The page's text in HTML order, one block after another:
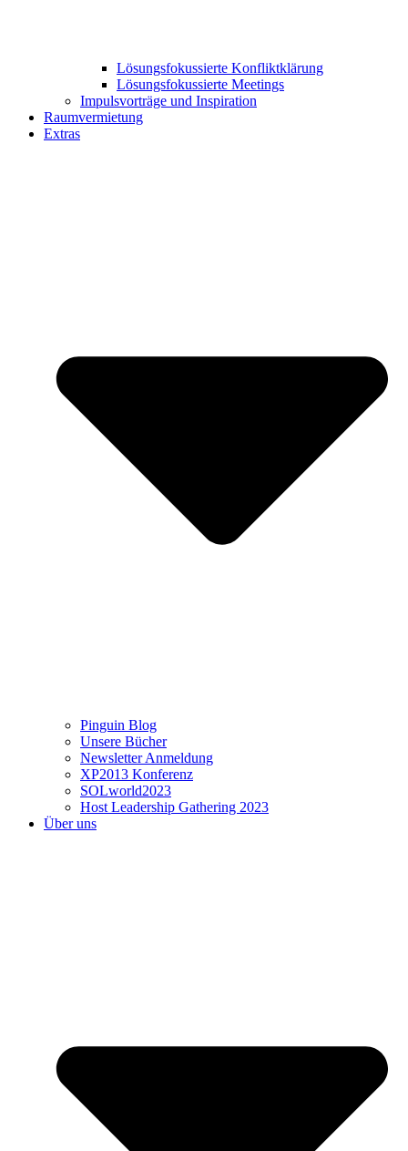
Lösungsfokussierte Konfliktklärung
Lösungsfokussierte Meetings
Impulsvorträge und Inspiration
Raumvermietung
Extras
Pinguin Blog
Unsere Bücher
Newsletter Anmeldung
XP2013 Konferenz
SOLworld2023
Host Leadership Gathering 2023
Über uns